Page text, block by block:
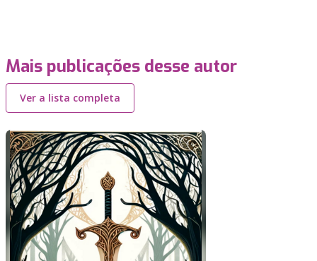
Mais publicações desse autor
Ver a lista completa